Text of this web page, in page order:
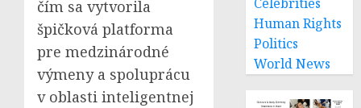
čím sa vytvorila
špičková platforma
pre medzinárodné
výmeny a spoluprácu
v oblasti inteligentnej
Human Rights
Politics
World News